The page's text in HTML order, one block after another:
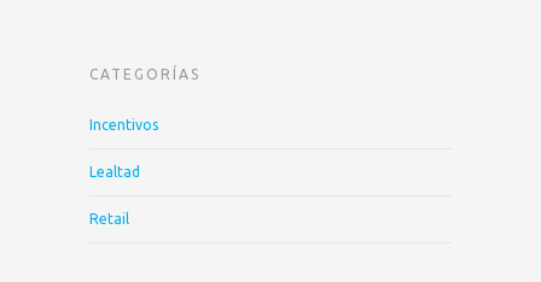
CATEGORÍAS
Incentivos
Lealtad
Retail